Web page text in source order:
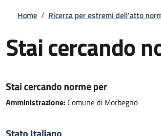
Briciole di pane
Home / Ricerca per estremi dell'atto
Stai cercando
Stai cercando norme per
Amministrazione: Comune di Morbegno